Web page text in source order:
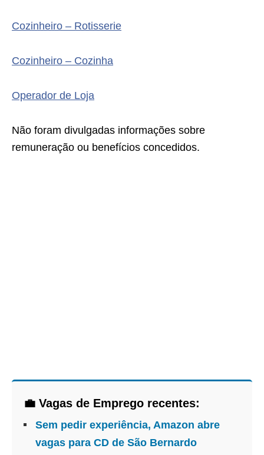
Cozinheiro – Rotisserie
Cozinheiro – Cozinha
Operador de Loja
Não foram divulgadas informações sobre
remuneração ou benefícios concedidos.
💼 Vagas de Emprego recentes:
Sem pedir experiência, Amazon abre
vagas para CD de São Bernardo